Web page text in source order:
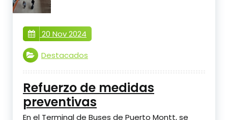
20 Nov 2024
Destacados
Refuerzo de medidas
preventivas
En el Terminal de Buses de Puerto Montt, se